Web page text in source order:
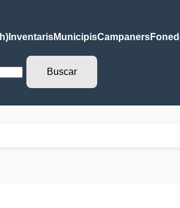
InventarisMunicipisCampaners